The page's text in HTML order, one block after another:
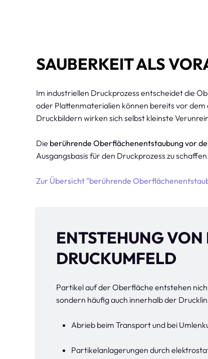
SAUBERKEIT ALS
Im industriellen Druckprozess entscheidet die
oder Plattenmaterialien können bereits vor
Druckbildern wirken sich selbst kleinste
Die berührende Oberflächenentstaubung vor
Ausgangsbasis für den Druckprozess zu
Zur Übersicht "berührende
ENTSTEHUNG
DRUCKUMFELD
Partikel auf der Oberfläche entstehen
sondern häufig auch innerhalb der
Abrieb beim Transport und bei
Partikelanlagerungen durch